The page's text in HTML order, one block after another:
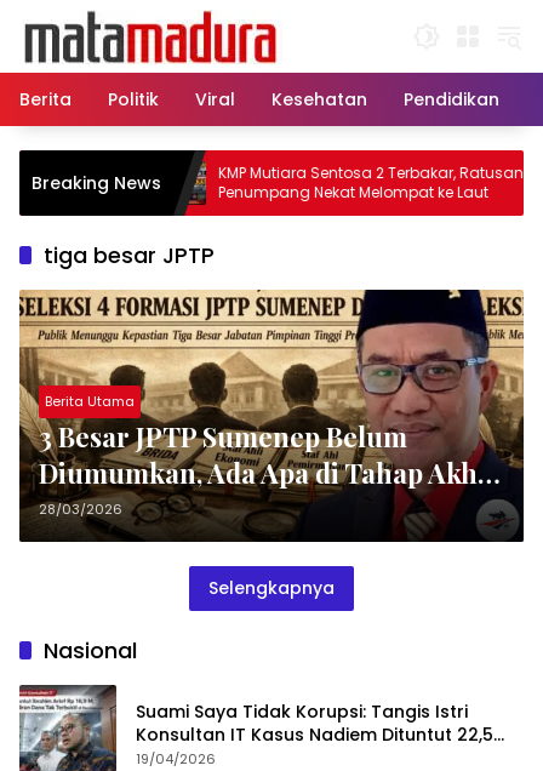
konten
Berita
Politik Viral Kesehatan Pendidikan
Breaking News
Sisir
KMP
KMP Mutiara Sentosa 2 Terbakar, Ratusan
Penumpang Nekat Melompat ke Laut
tiga besar JPTP
Berita Utama
3 Besar JPTP Sumenep Belum
Diumumkan, Ada Apa di Tahap Akhir
Seleksi?
28/03/2026
Selengkapnya
Nasional
Suami Saya Tidak Korupsi: Tangis Istri
Konsultan IT Kasus Nadiem Dituntut 22,5
Tahun
19/04/2026